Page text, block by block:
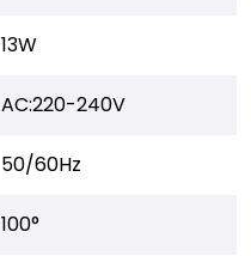
13W
AC:220-240V
50/60Hz
100°